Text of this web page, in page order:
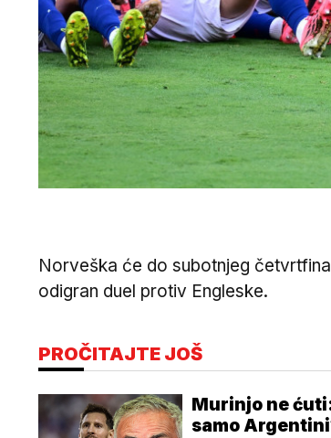
Norveška će do subotnjeg
odigran duel protiv Engleske.
PROČITAJTE JOŠ
Murinjo ne
samo